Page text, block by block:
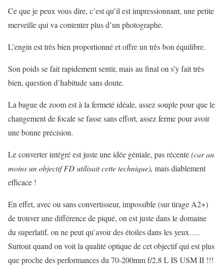
Ce que je peux vous dire, c’est qu’il est impressionnant, une petite
merveille qui va contenter plus d’un photographe.
L’engin est très bien proportionné et offre un très bon équilibre.
Son poids se fait rapidement sentir, mais au final on s’y fait très
bien, question d’habitude sans doute.
La bague de zoom est à la fermeté idéale, assez souple pour que le
changement de focale se fasse sans effort, assez ferme pour avoir
une bonne précision.
Le converter intégré est juste une idée géniale, pas récente(car au
moins un objectif FD utilisait cette technique), mais diablement
efficace !
En effet, avec ou sans convertisseur, impossible (sur tirage A2+)
de trouver une différence de piqué, on est juste dans le domaine
du superlatif, on ne peut qu’avoir des étoiles dans les yeux….
Surtout quand on voit la qualité optique de cet objectif qui est plus
que proche des performances du 70-200mm f/2,8 L IS USM II !!!